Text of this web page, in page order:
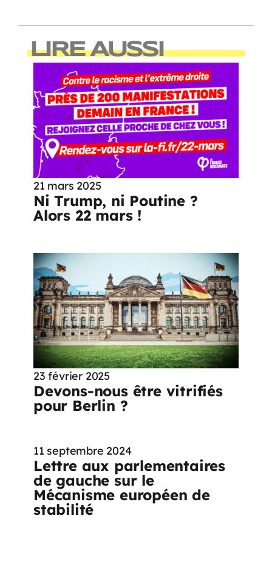
LIRE AUSSI
21 mars 2025
Ni Trump, ni Poutine ?
Alors 22 mars !
23 février 2025
Devons-nous être vitrifiés
pour Berlin ?
11 septembre 2024
Lettre aux parlementaires
de gauche sur le
Mécanisme européen de
stabilité